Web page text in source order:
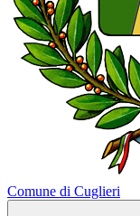
Comune di Cuglieri